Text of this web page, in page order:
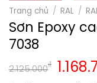
Trang chủ / RAL /
Sơn Epoxy
7038
2.125.000
₫